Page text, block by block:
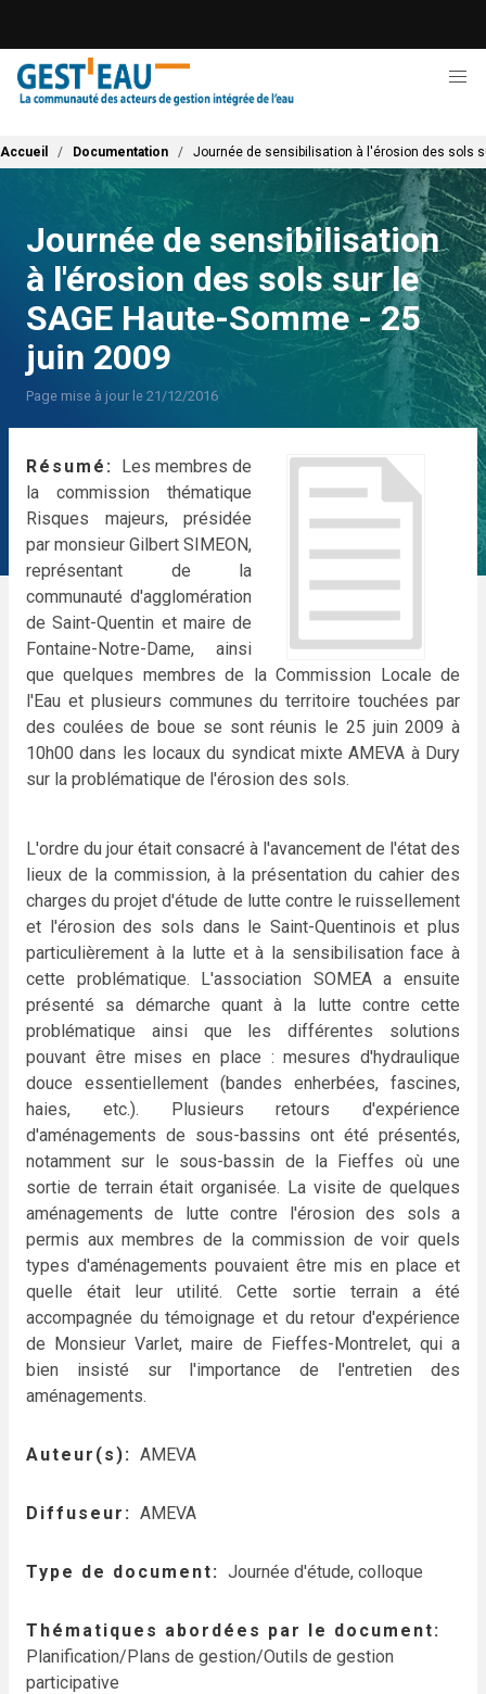
contenu
principal
Fil d'Ariane
Accueil Documentation Journée de sensibilisation à l'érosion des sols
Journée de sensibilisation
à l'érosion des sols sur le
SAGE Haute-Somme - 25
juin 2009
Page mise à jour le 21/12/2016
Résumé
Les membres de
la commission thématique
Risques majeurs, présidée
par monsieur Gilbert SIMEON,
représentant de la
communauté d'agglomération
de Saint-Quentin et maire de
Fontaine-Notre-Dame, ainsi
que quelques membres de la Commission Locale de
l'Eau et plusieurs communes du territoire touchées par
des coulées de boue se sont réunis le 25 juin 2009 à
10h00 dans les locaux du syndicat mixte AMEVA à Dury
sur la problématique de l'érosion des sols.
L'ordre du jour était consacré à l'avancement de l'état des
lieux de la commission, à la présentation du cahier des
charges du projet d'étude de lutte contre le ruissellement
et l'érosion des sols dans le Saint-Quentinois et plus
particulièrement à la lutte et à la sensibilisation face à
cette problématique. L'association SOMEA a ensuite
présenté sa démarche quant à la lutte contre cette
problématique ainsi que les différentes solutions
pouvant être mises en place : mesures d'hydraulique
douce essentiellement (bandes enherbées, fascines,
haies, etc.). Plusieurs retours d'expérience
d'aménagements de sous-bassins ont été présentés,
notamment sur le sous-bassin de la Fieffes où une
sortie de terrain était organisée. La visite de quelques
aménagements de lutte contre l'érosion des sols a
permis aux membres de la commission de voir quels
types d'aménagements pouvaient être mis en place et
quelle était leur utilité. Cette sortie terrain a été
accompagnée du témoignage et du retour d'expérience
de Monsieur Varlet, maire de Fieffes-Montrelet, qui a
bien insisté sur l'importance de l'entretien des
aménagements.
Auteur(s) AMEVA
Diffuseur AMEVA
Type de document Journée d'étude, colloque
Thématiques abordées par le document
Planification/Plans de gestion/Outils de gestion
participative